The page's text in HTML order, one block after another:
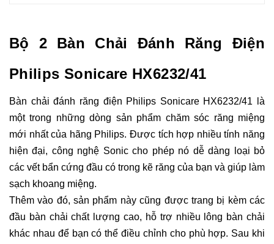
Bộ 2 Bàn Chải Đánh Răng Điện
Philips Sonicare HX6232/41
Bàn chải đánh răng điện Philips Sonicare HX6232/41 là
một trong những dòng sản phẩm chăm sóc răng miệng
mới nhất của hãng Philips. Được tích hợp nhiều tính năng
hiện đại, công nghệ Sonic cho phép nó dễ dàng loại bỏ
các vết bẩn cứng đầu có trong kẽ răng của bạn và giúp làm
sạch khoang miệng.
Thêm vào đó, sản phẩm này cũng được trang bị kèm các
đầu bàn chải chất lượng cao, hỗ trợ nhiều lông bàn chải
khác nhau để bạn có thể điều chỉnh cho phù hợp. Sau khi